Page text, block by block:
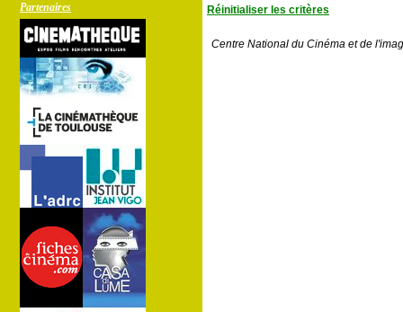
Partenaires
Réinitialiser les critères
Centre National du Cinéma et de